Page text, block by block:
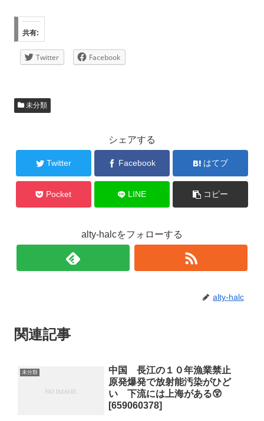
共有:
Twitter Facebook
未分類
シェアする
Twitter Facebook はてブ
Pocket LINE コピー
alty-halcをフォローする
alty-halc
関連記事
未分類
中国 長江の１０年漁業禁止
原発爆発で放射能汚染がひど
い 下流には上海がある😲
[659060378]